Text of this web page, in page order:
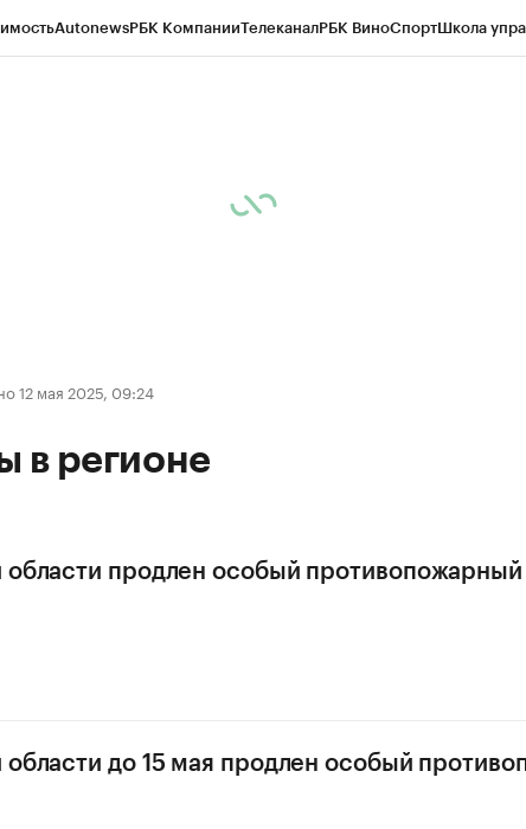
AutonewsРБК КомпанииТелеканалРБК ВиноСпортШкола
12 мая 2025, 09:24
в регионе
области продлен особый
до 15 мая продлен особый